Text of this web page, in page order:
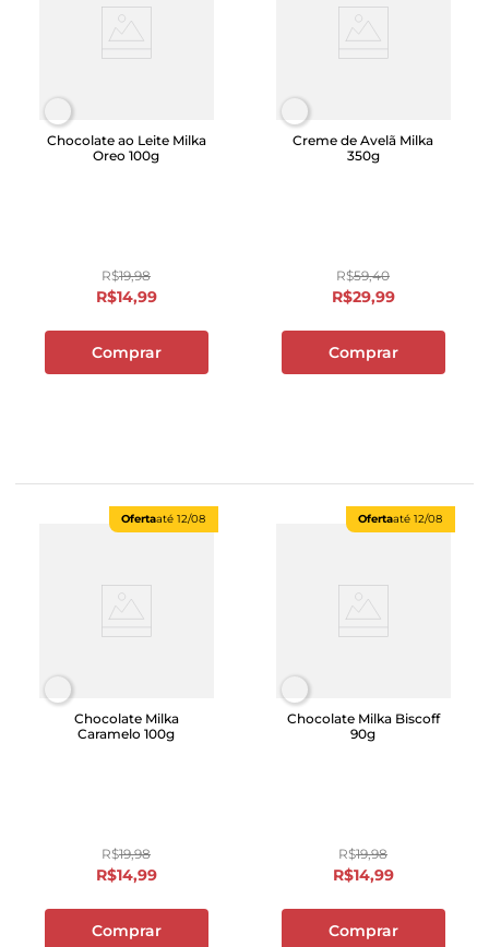
Chocolate ao Leite Milka
Oreo 100g
R$19,98
R$14,99
Comprar
Creme de Avelã Milka
350g
R$59,40
R$29,99
Comprar
Ofertaaté 12/08
Chocolate Milka
Caramelo 100g
R$19,98
R$14,99
Comprar
Ofertaaté 12/08
Chocolate Milka Biscoff
90g
R$19,98
R$14,99
Comprar